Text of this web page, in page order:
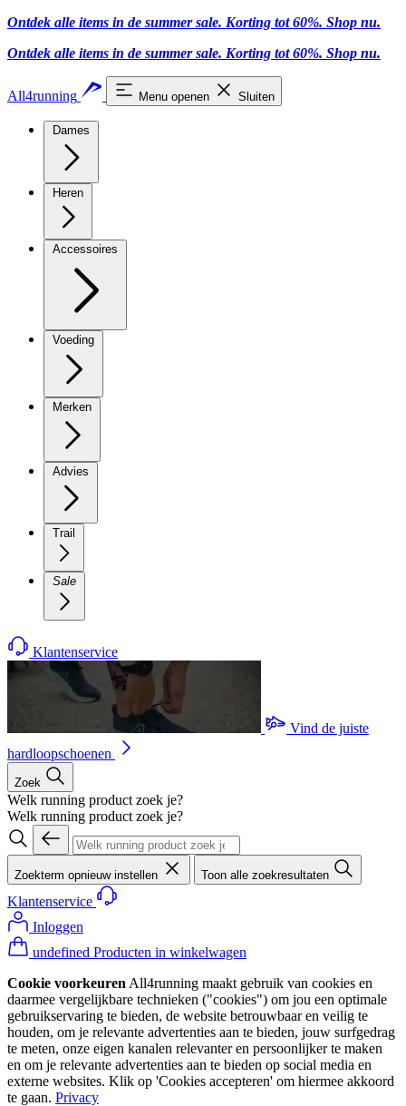
Ontdek alle items in de summer sale. Korting tot 60%. Shop nu.
Ontdek alle items in de summer sale. Korting tot 60%. Shop nu.
All4running Menu openen Sluiten
Dames
Heren
Accessoires
Voeding
Merken
Advies
Trail
Sale
Klantenservice
Vind de juiste
hardloopschoenen
Zoek
Welk running product zoek je?
Welk running product zoek je?
Zoekterm opnieuw instellen Toon alle zoekresultaten
Klantenservice
Inloggen
undefined Producten in winkelwagen
Cookie voorkeuren All4running maakt gebruik van cookies en
daarmee vergelijkbare technieken ("cookies") om jou een optimale
gebruikservaring te bieden, de website betrouwbaar en veilig te
houden, om je relevante advertenties aan te bieden, jouw surfgedrag
te meten, onze eigen kanalen relevanter en persoonlijker te maken
en om je relevante advertenties aan te bieden op social media en
externe websites. Klik op 'Cookies accepteren' om hiermee akkoord
te gaan. Privacy